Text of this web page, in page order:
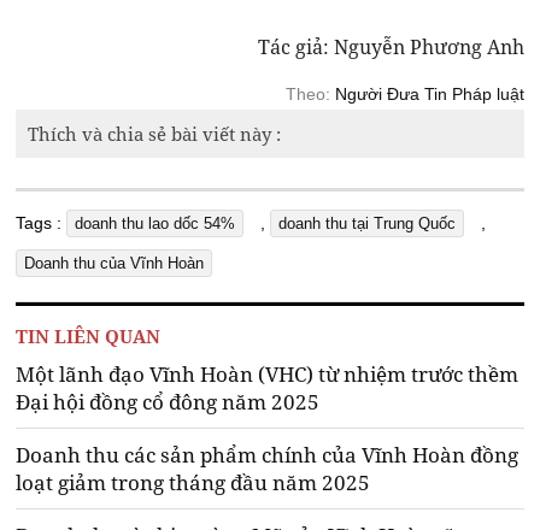
Tác giả: Nguyễn Phương Anh
Theo: Người Đưa Tin Pháp luật
Thích và chia sẻ bài viết này :
Tags : doanh thu lao dốc 54% , doanh thu tại Trung Quốc ,
Doanh thu của Vĩnh Hoàn
TIN LIÊN QUAN
Một lãnh đạo Vĩnh Hoàn (VHC) từ nhiệm trước thềm
Đại hội đồng cổ đông năm 2025
Doanh thu các sản phẩm chính của Vĩnh Hoàn đồng
loạt giảm trong tháng đầu năm 2025